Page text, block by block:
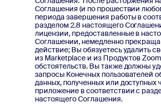
Соглашения (и по прошествии
периода завершения работы в
разделом 2.8 настоящего
лицензии, предоставленные в
Соглашении, немедленно
действие; Вы обязуетесь удалить
из Marketplace и из Продуктов
обстоятельств. Вы также должны
запросы Конечных пользователей
данных, полученных или доступных
приложение в соответствии с
настоящего Соглашения.